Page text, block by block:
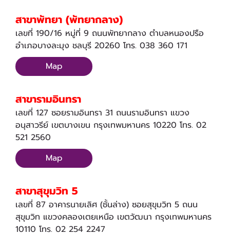
สาขาพัทยา (พัทยากลาง)
เลขที่ 190/16 หมู่ที่ 9 ถนนพัทยากลาง ตำบลหนองปรือ
อำเภอบางละมุง ชลบุรี 20260 โทร. 038 360 171
Map
สาขารามอินทรา
เลขที่ 127 ซอยรามอินทรา 31 ถนนรามอินทรา แขวง
อนุสาวรีย์ เขตบางเขน กรุงเทพมหานคร 10220 โทร. 02
521 2560
Map
สาขาสุขุมวิท 5
เลขที่ 87 อาคารนายเลิศ (ชั้นล่าง) ซอยสุขุมวิท 5 ถนน
สุขุมวิท แขวงคลองเตยเหนือ เขตวัฒนา กรุงเทพมหานคร
10110 โทร. 02 254 2247